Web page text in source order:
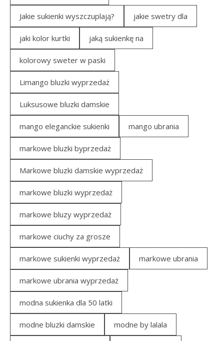
Jakie sukienki wyszczuplają? jakie swetry dla
jaki kolor kurtki jaką sukienkę na
kolorowy sweter w paski
Limango bluzki wyprzedaż
Luksusowe bluzki damskie
mango eleganckie sukienki mango ubrania
markowe bluzki byprzedaż
Markowe bluzki damskie wyprzedaż
markowe bluzki wyprzedaż
markowe bluzy wyprzedaż
markowe ciuchy za grosze
markowe sukienki wyprzedaż markowe ubrania
markowe ubrania wyprzedaż
modna sukienka dla 50 latki
modne bluzki damskie modne by lalala